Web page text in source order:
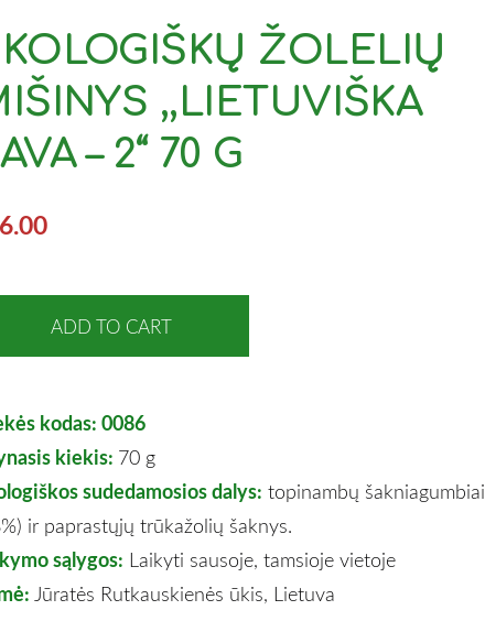
ŽOLELIŲ
,,LIETUVIŠKA
– 2“ 70 G
ADD TO CART
kodas: 0086
kiekis: 70 g
sudedamosios dalys: topinambų šakniagumbiai
ir paprastųjų trūkažolių šaknys.
sąlygos: Laikyti sausoje, tamsioje vietoje
Jūratės Rutkauskienės ūkis, Lietuva